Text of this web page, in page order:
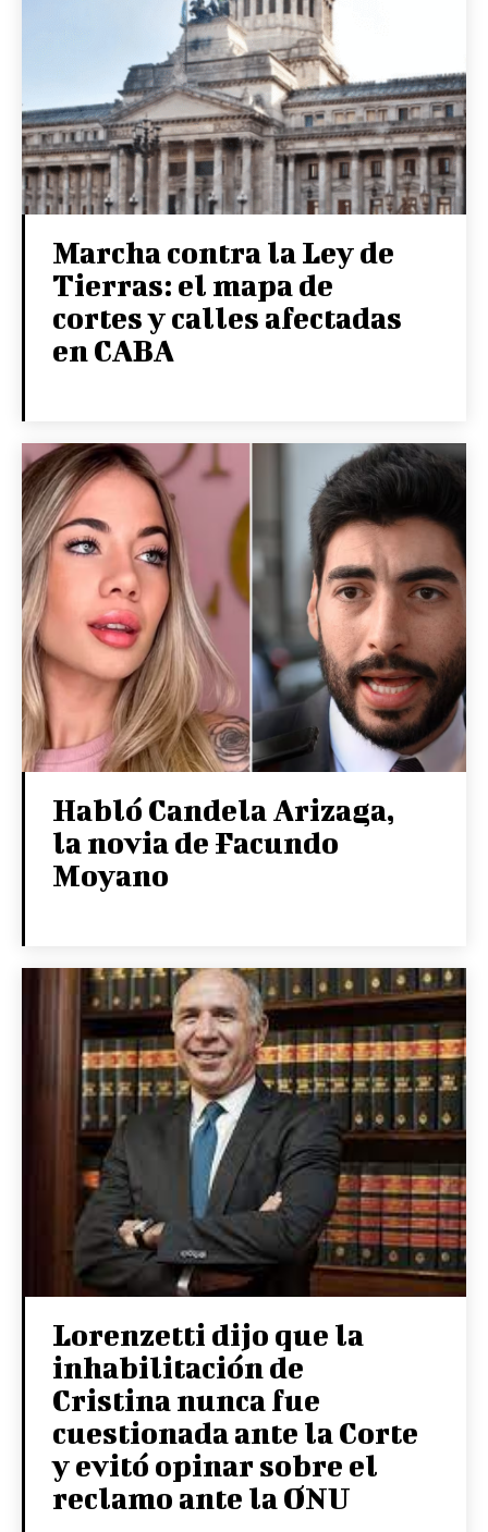
Marcha contra la Ley de
Tierras: el mapa de
cortes y calles afectadas
en CABA
Habló Candela Arizaga,
la novia de Facundo
Moyano
Lorenzetti dijo que la
inhabilitación de
Cristina nunca fue
cuestionada ante la Corte
y evitó opinar sobre el
reclamo ante la ONU